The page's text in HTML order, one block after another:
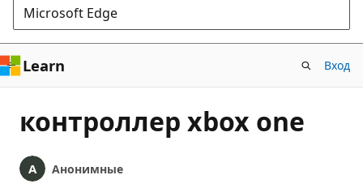
Microsoft Edge
Learn Вход
контроллер xbox one
Анонимные